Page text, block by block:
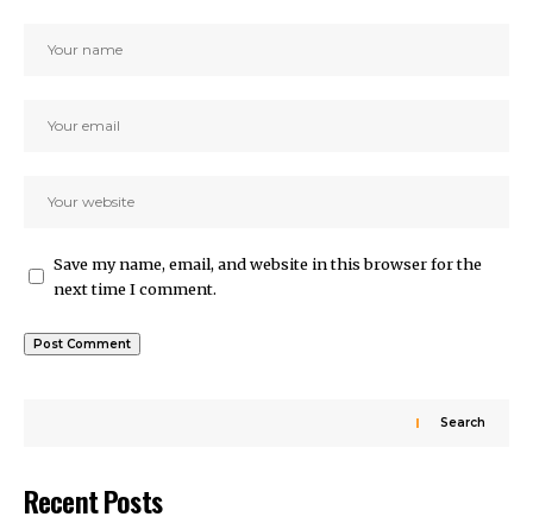
Save my name, email, and website in this browser for the
next time I comment.
Search
Recent Posts